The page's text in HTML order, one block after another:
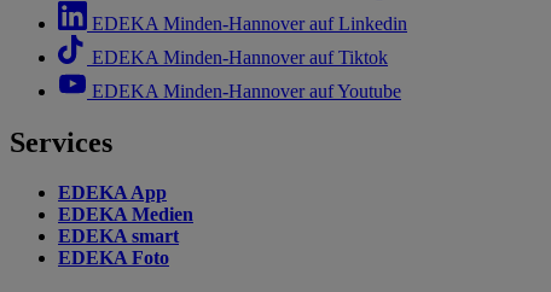
EDEKA Minden-Hannover auf Linkedin
EDEKA Minden-Hannover auf Tiktok
EDEKA Minden-Hannover auf Youtube
Services
EDEKA App
EDEKA Medien
EDEKA smart
EDEKA Foto